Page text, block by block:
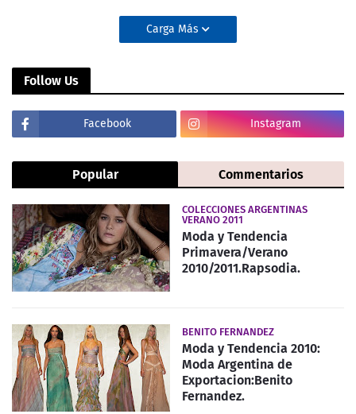
Carga Más
Follow Us
Facebook Instagram
Popular Commentarios
COLECCIONES ARGENTINAS
VERANO 2011
Moda y Tendencia
Primavera/Verano
2010/2011.Rapsodia.
BENITO FERNANDEZ
Moda y Tendencia 2010:
Moda Argentina de
Exportacion:Benito
Fernandez.